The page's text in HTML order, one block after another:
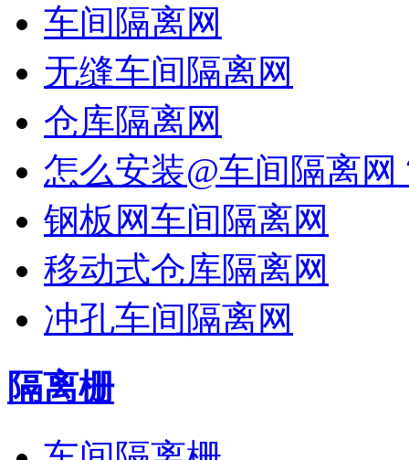
车间隔离网
无缝车间隔离网
仓库隔离网
怎么安装@车间隔离网
钢板网车间隔离网
移动式仓库隔离网
冲孔车间隔离网
隔离栅